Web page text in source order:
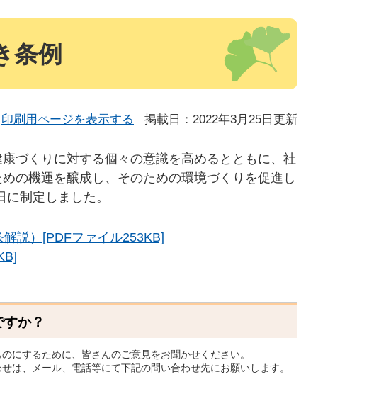
条例
印刷用ページを表示する 掲載日：2022年3月25日更新
づくりに対する個々の意識を高めるとともに、社
の機運を醸成し、そのための環境づくりを促進し
制定しました。
説）[PDFファイル253KB]
か？
するために、皆さんのご意見をお聞かせください。
、メール、電話等にて下記の問い合わせ先にお願いします。